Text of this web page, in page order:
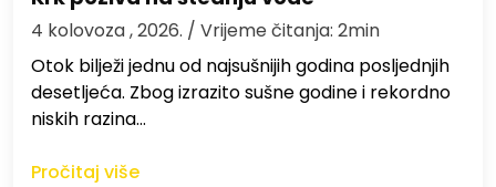
4 kolovoza , 2026. / Vrijeme čitanja: 2min
Otok bilježi jednu od najsušnijih godina posljednjih
desetljeća. Zbog izrazito sušne godine i rekordno
niskih razina…
Pročitaj više